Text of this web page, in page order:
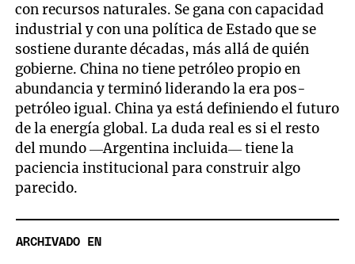
con recursos naturales. Se gana con capacidad
industrial y con una política de Estado que se
sostiene durante décadas, más allá de quién
gobierne. China no tiene petróleo propio en
abundancia y terminó liderando la era pos-
petróleo igual. China ya está definiendo el futuro
de la energía global. La duda real es si el resto
del mundo —Argentina incluida— tiene la
paciencia institucional para construir algo
parecido.
ARCHIVADO EN